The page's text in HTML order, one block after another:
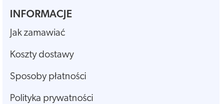
INFORMACJE
Jak zamawiać
Koszty dostawy
Sposoby płatności
Polityka prywatności